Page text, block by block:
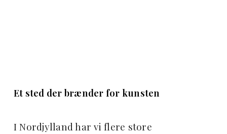
Et sted der brænder for kunsten
I Nordjylland har vi flere store